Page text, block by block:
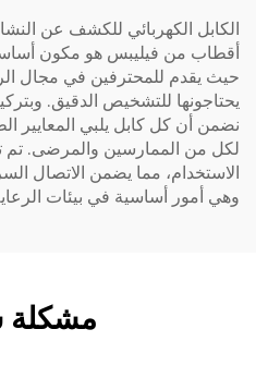
الكابل الكهربائي للكشف عن
أقطاب من فيليبس هو مكون
حيث يقدم للمحترفين في مجال
يحتاجونها للتشخيص الدقيق.
نضمن أن كل كابل يلبي المعايير
لكل من الممارسين والمرضى. تم
الاستخدام، مما يضمن الاتصال
وهي أمور أساسية في بيئات
مشكلة